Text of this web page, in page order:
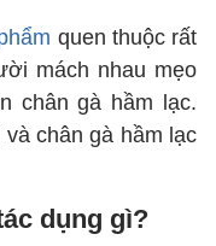
quen thuộc rất
mách nhau mẹo
chân gà hầm lạc.
chân gà hầm lạc
dụng gì?